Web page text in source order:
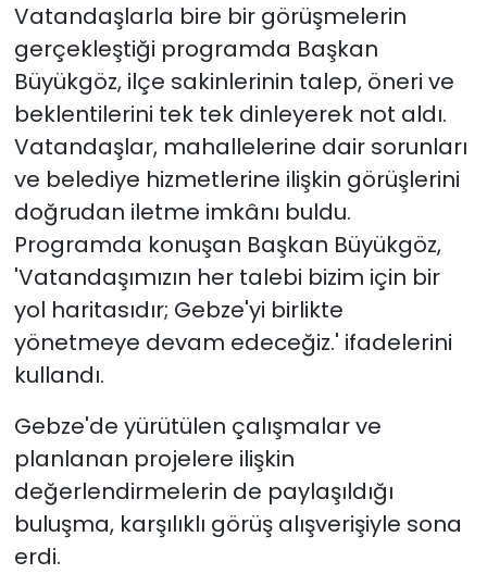
Vatandaşlarla bire bir görüşmelerin
gerçekleştiği programda Başkan
Büyükgöz, ilçe sakinlerinin talep, öneri ve
beklentilerini tek tek dinleyerek not aldı.
Vatandaşlar, mahallelerine dair sorunları
ve belediye hizmetlerine ilişkin görüşlerini
doğrudan iletme imkânı buldu.
Programda konuşan Başkan Büyükgöz,
'Vatandaşımızın her talebi bizim için bir
yol haritasıdır; Gebze'yi birlikte
yönetmeye devam edeceğiz.' ifadelerini
kullandı.
Gebze'de yürütülen çalışmalar ve
planlanan projelere ilişkin
değerlendirmelerin de paylaşıldığı
buluşma, karşılıklı görüş alışverişiyle sona
erdi.